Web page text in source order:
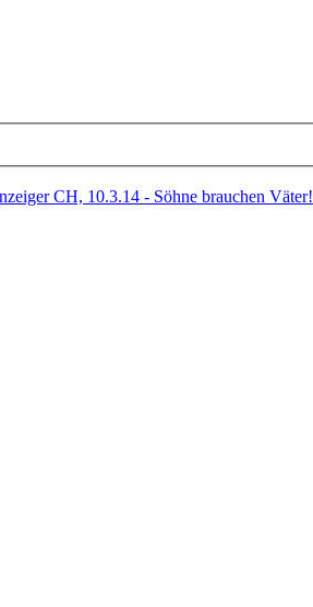
CH, 10.3.14 - Söhne brauchen Väter!